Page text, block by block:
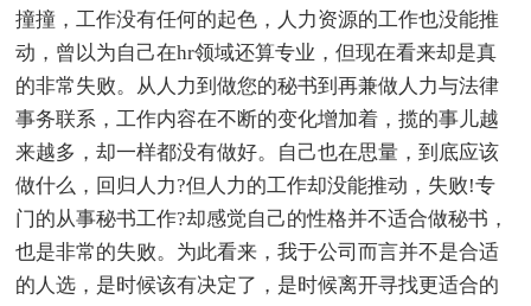
撞撞，工作没有任何的起色，人力资源的工作也没能推
动，曾以为自己在hr领域还算专业，但现在看来却是真
的非常失败。从人力到做您的秘书到再兼做人力与法律
事务联系，工作内容在不断的变化增加着，揽的事儿越
来越多，却一样都没有做好。自己也在思量，到底应该
做什么，回归人力?但人力的工作却没能推动，失败!专
门的从事秘书工作?却感觉自己的性格并不适合做秘书，
也是非常的失败。为此看来，我于公司而言并不是合适
的人选，是时候该有决定了，是时候离开寻找更适合的